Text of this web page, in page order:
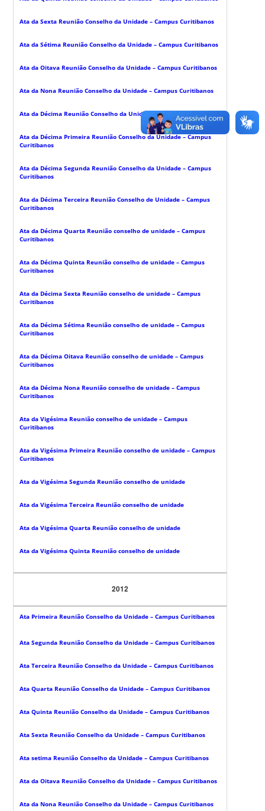
Ata da Sexta Reunião Conselho da Unidade – Campus Curitibanos
Ata da Sétima Reunião Conselho da Unidade – Campus Curitibanos
Ata da Oitava Reunião Conselho da Unidade – Campus Curitibanos
Ata da Nona Reunião Conselho da Unidade – Campus Curitibanos
Ata da Décima Reunião Conselho da Unidade – Campus Curitibanos
Ata da Décima Primeira Reunião Conselho da Unidade – Campus
Curitibanos
Ata da Décima Segunda Reunião Conselho da Unidade – Campus
Curitibanos
Ata da Décima Terceira Reunião Conselho de Unidade – Campus
Curitibanos
Ata da Décima Quarta Reunião conselho de unidade – Campus
Curitibanos
Ata da Décima Quinta Reunião conselho de unidade – Campus
Curitibanos
Ata da Décima Sexta Reunião conselho de unidade – Campus
Curitibanos
Ata da Décima Sétima Reunião conselho de unidade – Campus
Curitibanos
Ata da Décima Oitava Reunião conselho de unidade – Campus
Curitibanos
Ata da Décima Nona Reunião conselho de unidade – Campus
Curitibanos
Ata da Vigésima Reunião conselho de unidade – Campus
Curitibanos
Ata da Vigésima Primeira Reunião conselho de unidade – Campus
Curitibanos
Ata da Vigésima Segunda Reunião conselho de unidade
Ata da Vigésima Terceira Reunião conselho de unidade
Ata da Vigésima Quarta Reunião conselho de unidade
Ata da Vigésima Quinta Reunião conselho de unidade
2012
Ata Primeira Reunião Conselho da Unidade – Campus Curitibanos
Ata Segunda Reunião Conselho da Unidade – Campus Curitibanos
Ata Terceira Reunião Conselho da Unidade – Campus Curitibanos
Ata Quarta Reunião Conselho da Unidade – Campus Curitibanos
Ata Quinta Reunião Conselho da Unidade – Campus Curitibanos
Ata Sexta Reunião Conselho da Unidade – Campus Curitibanos
Ata setima Reunião Conselho da Unidade – Campus Curitibanos
Ata da Oitava Reunião Conselho da Unidade – Campus Curitibanos
Ata da Nona Reunião Conselho da Unidade – Campus Curitibanos